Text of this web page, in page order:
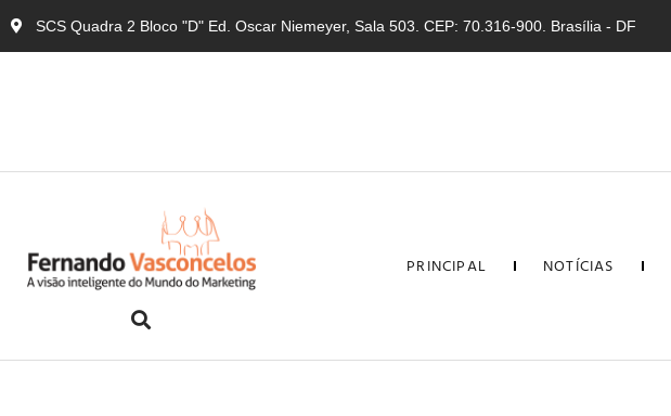
SCS Quadra 2 Bloco "D" Ed. Oscar Niemeyer, Sala 503. CEP: 70.316-900. Brasília - DF
PRINCIPAL NOTÍCIAS